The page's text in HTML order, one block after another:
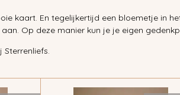
kaart. En tegelijkertijd een bloemetje in
Op deze manier kun je je eigen